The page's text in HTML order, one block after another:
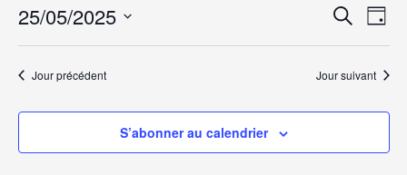
et
de
vues
Recherche
de
Jour
25/05/2025
une
date.Jour précédent Jour suivant
S’abonner au calendrier